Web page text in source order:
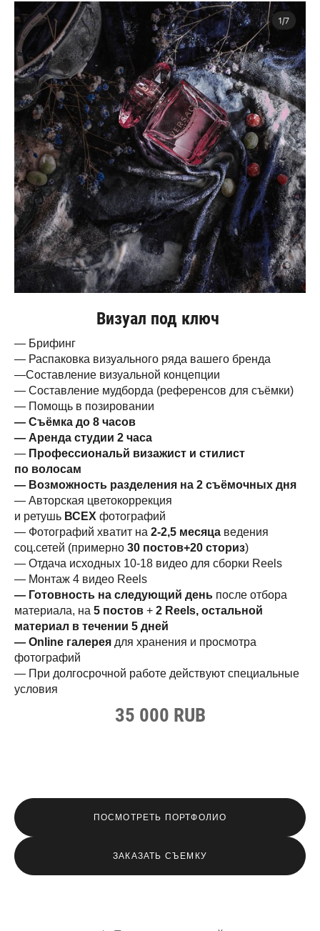
Визуал под ключ
— Брифинг
— Распаковка визуального ряда вашего бренда
—Составление визуальной концепции
— Составление мудборда (референсов для съёмки)
— Помощь в позировании
— Съёмка до 8 часов
— Аренда студии 2 часа
— Профессиональй визажист и стилист
по волосам
— Возможность разделения на 2 съёмочных дня
— Авторская цветокоррекция
и ретушь ВСЕХ фотографий
— Фотографий хватит на 2-2,5 месяца ведения
соц.сетей (примерно 30 постов+20 сториз)
— Отдача исходных 10-18 видео для сборки Reels
— Монтаж 4 видео Reels
— Готовность на следующий день после отбора
материала, на 5 постов + 2 Reels, остальной
материал в течении 5 дней
— Online галерея для хранения и просмотра
фотографий
— При долгосрочной работе действуют специальные
условия
35 000 RUB
ПОСМОТРЕТЬ ПОРТФОЛИО
ЗАКАЗАТЬ СЪЕМКУ